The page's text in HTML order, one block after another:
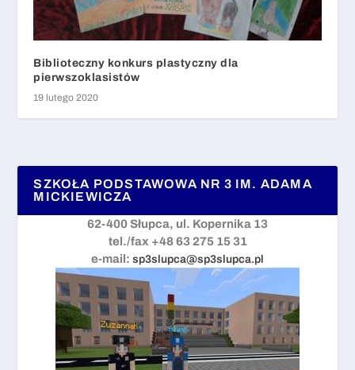
Biblioteczny konkurs plastyczny dla
pierwszoklasistów
19 lutego 2020
SZKOŁA PODSTAWOWA NR 3 IM. ADAMA
MICKIEWICZA
62-400 Słupca, ul. Kopernika 13
tel./fax +48 63 275 15 31
e-mail: sp3slupca@sp3slupca.pl